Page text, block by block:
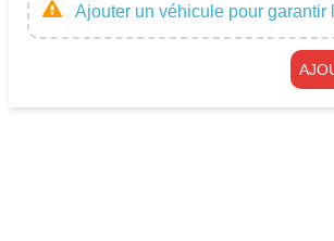
Ajouter un véhicule pour garantir